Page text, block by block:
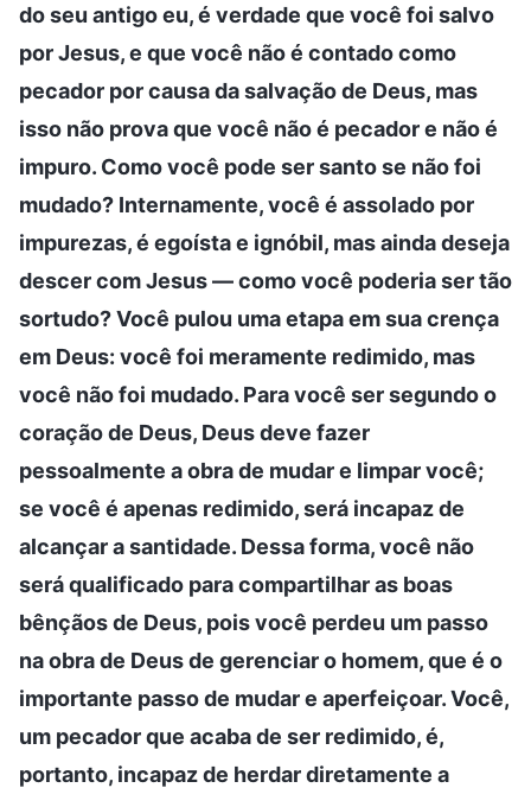
do seu antigo eu, é verdade que você foi salvo
por Jesus, e que você não é contado como
pecador por causa da salvação de Deus, mas
isso não prova que você não é pecador e não é
impuro. Como você pode ser santo se não foi
mudado? Internamente, você é assolado por
impurezas, é egoísta e ignóbil, mas ainda deseja
descer com Jesus — como você poderia ser tão
sortudo? Você pulou uma etapa em sua crença
em Deus: você foi meramente redimido, mas
você não foi mudado. Para você ser segundo o
coração de Deus, Deus deve fazer
pessoalmente a obra de mudar e limpar você;
se você é apenas redimido, será incapaz de
alcançar a santidade. Dessa forma, você não
será qualificado para compartilhar as boas
bênçãos de Deus, pois você perdeu um passo
na obra de Deus de gerenciar o homem, que é o
importante passo de mudar e aperfeiçoar. Você,
um pecador que acaba de ser redimido, é,
portanto, incapaz de herdar diretamente a